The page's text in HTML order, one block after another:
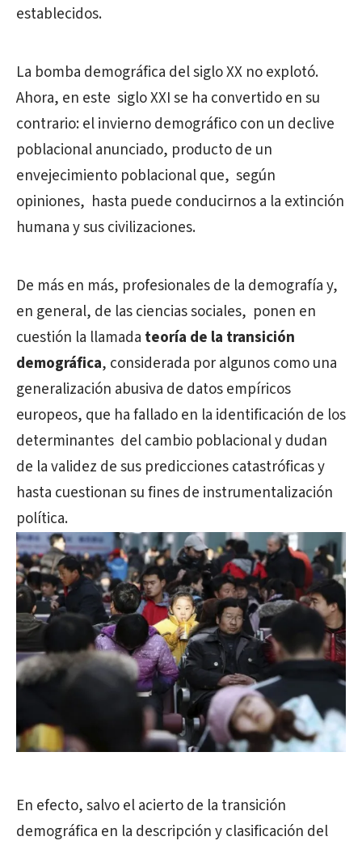
establecidos.
La bomba demográfica del siglo XX no explotó.
Ahora, en este siglo XXI se ha convertido en su
contrario: el invierno demográfico con un declive
poblacional anunciado, producto de un
envejecimiento poblacional que, según
opiniones, hasta puede conducirnos a la extinción
humana y sus civilizaciones.
De más en más, profesionales de la demografía y,
en general, de las ciencias sociales, ponen en
cuestión la llamada teoría de la transición
demográfica, considerada por algunos como una
generalización abusiva de datos empíricos
europeos, que ha fallado en la identificación de los
determinantes del cambio poblacional y dudan
de la validez de sus predicciones catastróficas y
hasta cuestionan su fines de instrumentalización
política.
En efecto, salvo el acierto de la transición
demográfica en la descripción y clasificación del